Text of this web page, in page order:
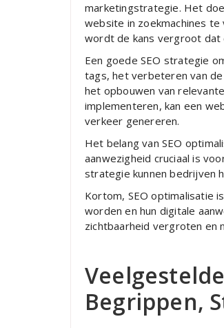
marketingstrategie. Het
website in zoekmachines
wordt de kans vergroot dat
Een goede SEO strategie
tags, het verbeteren van
het opbouwen van
implementeren, kan een
verkeer genereren.
Het belang van SEO
aanwezigheid cruciaal is
strategie kunnen bedrijven
Kortom, SEO optimalisatie
worden en hun digitale
zichtbaarheid vergroten en
Begrippen,